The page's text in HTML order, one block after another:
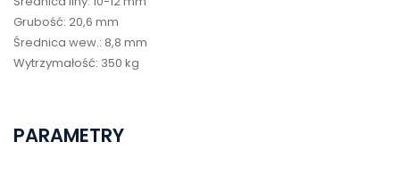
Grubość: 20,6 mm
Średnica wew.: 8,8 mm
Wytrzymałość: 350 kg
PARAMETRY